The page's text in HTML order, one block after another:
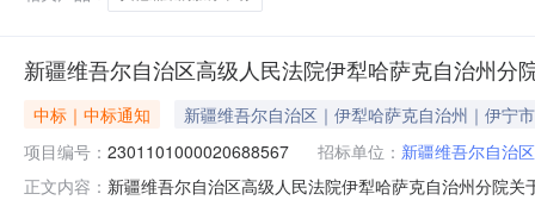
新疆维吾尔自治区高级人民法院伊犁哈萨克自治州
中标｜中标通知
新疆维吾尔自治区｜伊犁哈萨克自治州｜伊宁市
项目编号： 2301101000020688567 招标单位： 新疆维吾尔自治
正文内容： 新疆维吾尔自治区高级人民法院伊犁哈萨克自治州分院